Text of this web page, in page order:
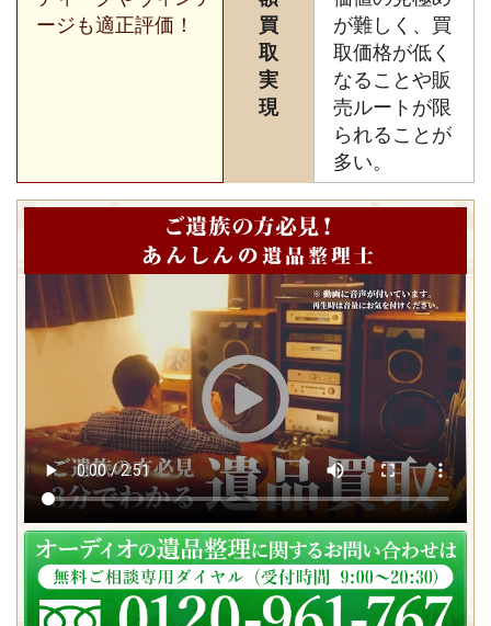
ージも適正評価！
買
取
実
現
が難しく、買
取価格が低く
なることや販
売ルートが限
られることが
多い。